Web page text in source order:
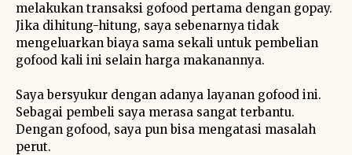
melakukan transaksi gofood pertama dengan gopay.
Jika dihitung-hitung, saya sebenarnya tidak
mengeluarkan biaya sama sekali untuk pembelian
gofood kali ini selain harga makanannya.
Saya bersyukur dengan adanya layanan gofood ini.
Sebagai pembeli saya merasa sangat terbantu.
Dengan gofood, saya pun bisa mengatasi masalah
perut.